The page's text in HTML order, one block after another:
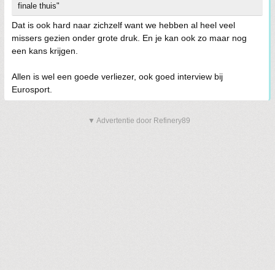
finale thuis"
Dat is ook hard naar zichzelf want we hebben al heel veel
missers gezien onder grote druk. En je kan ook zo maar nog
een kans krijgen.
Allen is wel een goede verliezer, ook goed interview bij
Eurosport.
▼ Advertentie door Refinery89